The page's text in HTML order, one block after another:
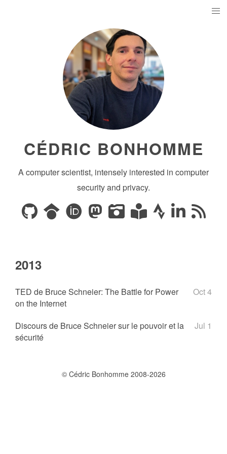
CÉDRIC BONHOMME
A computer scientist, intensely interested in computer
security and privacy.
2013
TED de Bruce Schneier: The Battle for Power
on the Internet
Oct 4
Discours de Bruce Schneier sur le pouvoir et la
sécurité
Jul 1
© Cédric Bonhomme 2008-2026